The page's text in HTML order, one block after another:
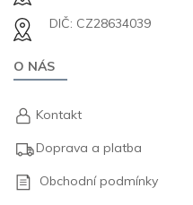
DIČ: CZ28634039
O NÁS
Kontakt
Doprava a platba
Obchodní podmínky